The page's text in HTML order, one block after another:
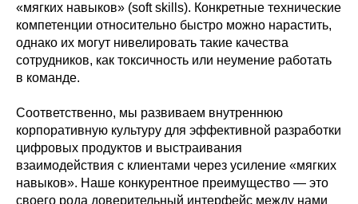
«мягких навыков» (soft skills). Конкретные технические
компетенции относительно быстро можно нарастить,
однако их могут нивелировать такие качества
сотрудников, как токсичность или неумение работать
в команде.
Соответственно, мы развиваем внутреннюю
корпоративную культуру для эффективной разработки
цифровых продуктов и выстраивания
взаимодействия с клиентами через усиление «мягких
навыков». Наше конкурентное преимущество — это
своего рода доверительный интерфейс между нами